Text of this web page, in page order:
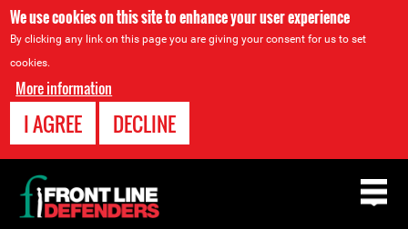
We use cookies on this site to enhance your user experience
By clicking any link on this page you are giving your consent for us to set
cookies.
More information
I AGREE DECLINE
Back
to
top